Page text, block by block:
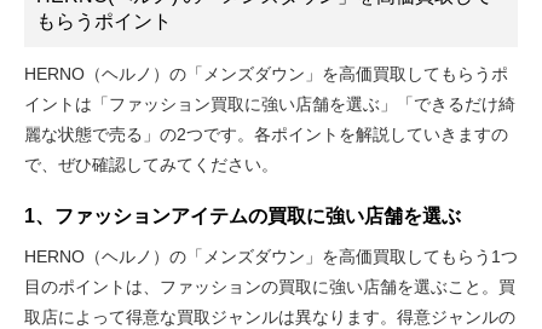
もらうポイント
HERNO（ヘルノ）の「メンズダウン」を高価買取してもらうポ
イントは「ファッション買取に強い店舗を選ぶ」「できるだけ綺
麗な状態で売る」の2つです。各ポイントを解説していきますの
で、ぜひ確認してみてください。
1、ファッションアイテムの買取に強い店舗を選ぶ
HERNO（ヘルノ）の「メンズダウン」を高価買取してもらう1つ
目のポイントは、ファッションの買取に強い店舗を選ぶこと。買
取店によって得意な買取ジャンルは異なります。得意ジャンルの